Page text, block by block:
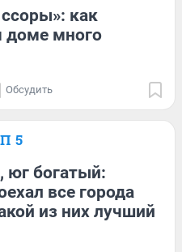
как
доме много
Обсудить
5
юг богатый:
все города
из них лучший